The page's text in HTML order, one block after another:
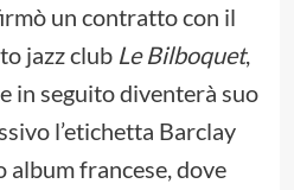
un contratto con il
jazz club Le Bilboquet,
in seguito diventerà suo
l’etichetta Barclay
francese, dove